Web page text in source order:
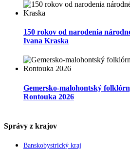
150 rokov od narodenia
Ivana Kraska
Gemersko-malohontský
Rontouka 2026
Správy z krajov
Banskobystrický kraj